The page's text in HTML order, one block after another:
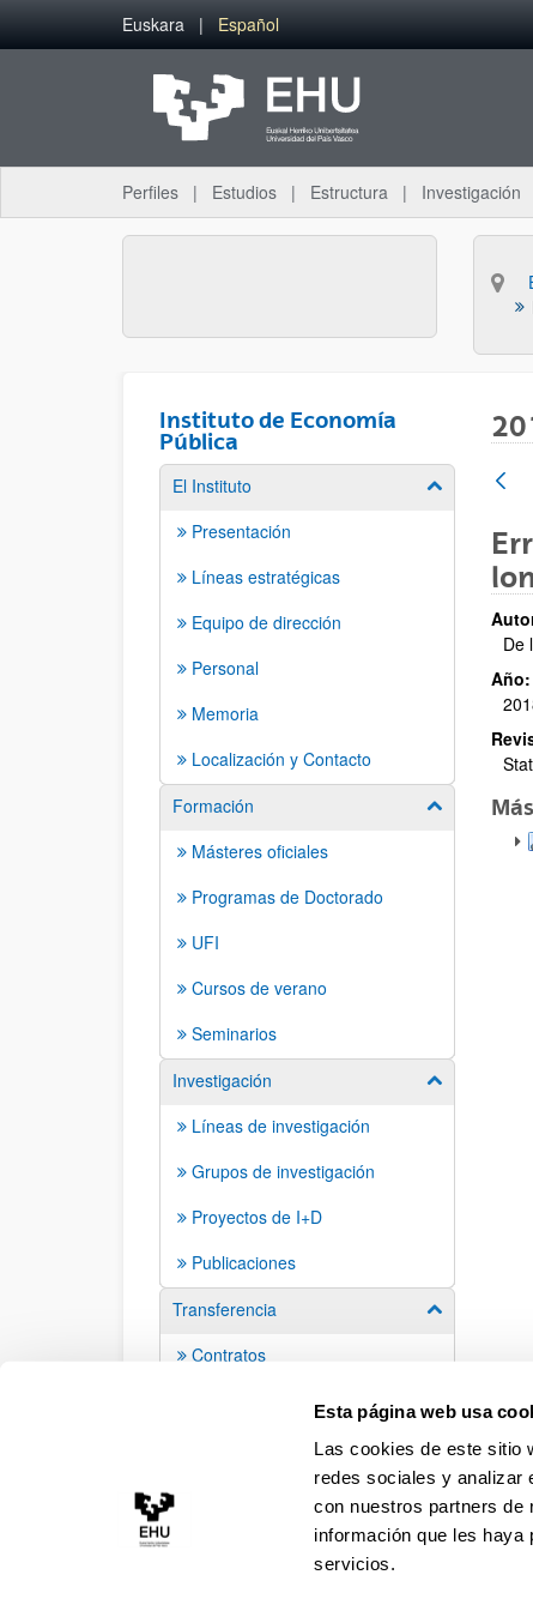
Esta página web usa
Las cookies de este sitio
redes sociales y analizar
con nuestros partners de
información que les haya
servicios.
Saltar al contenido principal
Euskara Español
Perfiles Estudios Estructura Investigación
Instituto de Economía
Pública
El Instituto Mostrar/
Presentación
Líneas estratégicas
Equipo de dirección
Personal
Memoria
Localización y Contacto
Formación
Mostrar/
Másteres oficiales
Programas de Doctorado
UFI
Cursos de verano
Seminarios
Investigación
Mostrar/
Líneas de investigación
Grupos de investigación
Proyectos de I+D
Publicaciones
Transferencia
Mostrar/
Contratos
De
Año: